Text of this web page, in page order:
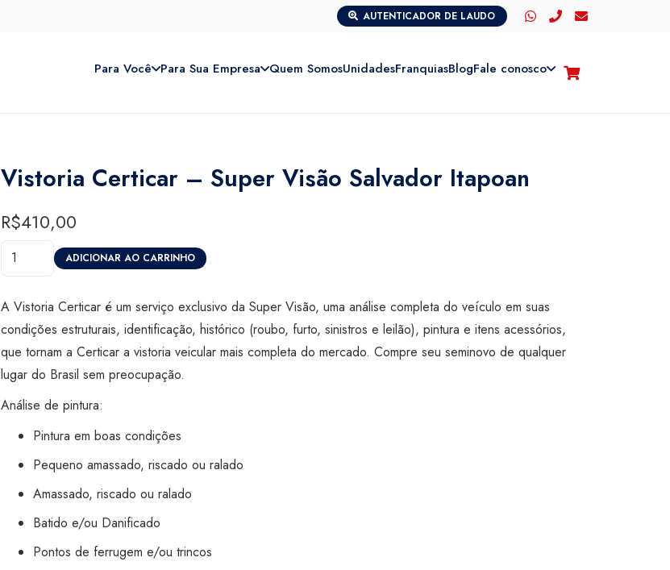
AUTENTICADOR DE LAUDO
Para Você Para Sua Empresa Quem SomosUnidadesFranquiasBlogFale conosco
Vistoria Certicar – Super Visão Salvador Itapoan
R$410,00
Vistoria
Super
Salvador
Itapoan
quantidade
ADICIONAR AO CARRINHO
A Vistoria Certicar é um serviço exclusivo da Super Visão, uma análise completa do veículo em suas
condições estruturais, identificação, histórico (roubo, furto, sinistros e leilão), pintura e itens acessórios,
que tornam a Certicar a vistoria veicular mais completa do mercado. Compre seu seminovo de qualquer
lugar do Brasil sem preocupação.
Análise de pintura:
Pintura em boas condições
Pequeno amassado, riscado ou ralado
Amassado, riscado ou ralado
Batido e/ou Danificado
Pontos de ferrugem e/ou trincos